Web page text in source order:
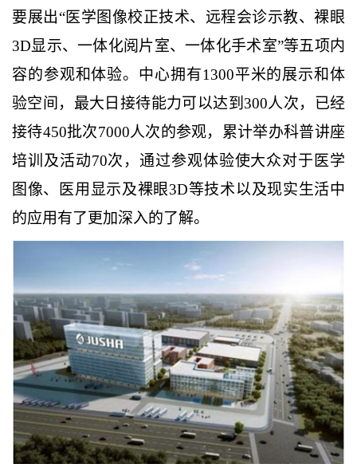
要展出“医学图像校正技术、远程会诊示教、裸眼
3D显示、一体化阅片室、一体化手术室”等五项内
容的参观和体验。中心拥有1300平米的展示和体
验空间，最大日接待能力可以达到300人次，已经
接待450批次7000人次的参观，累计举办科普讲座
培训及活动70次，通过参观体验使大众对于医学
图像、医用显示及裸眼3D等技术以及现实生活中
的应用有了更加深入的了解。